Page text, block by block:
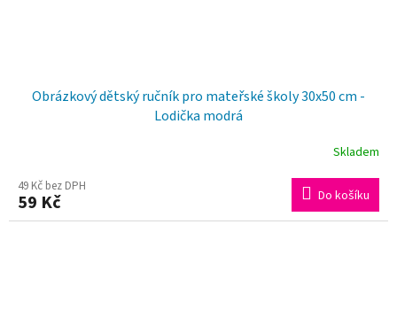
Obrázkový dětský ručník pro mateřské školy 30x50 cm -
Lodička modrá
Skladem
49 Kč bez DPH
59 Kč Do košíku